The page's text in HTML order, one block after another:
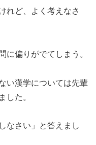
れど、よく考えなさ
に偏りがでてしまう。
い漢学については先輩
した。
なさい」と答えまし